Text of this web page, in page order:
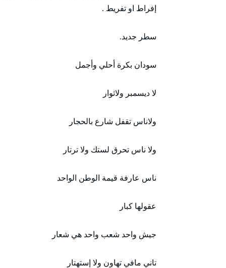
إفراط او تفريط .
سطر جديد.
سودان بكرة أحلي وأجمل
لا ديسمبر ولاثوار
ولاناس تقفل شارع بالحجار
ولا ناس تحرق لستك ولا ترتار
ناس عارفة قيمة الوطن الواحد
عقولھا كبار
جيش واحد شعب واحد ھي شعار
تاني مافي تھاون ولا إستھتار